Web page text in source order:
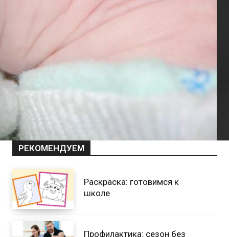
РЕКОМЕНДУЕМ
Раскраска: готовимся к
школе
Профилактика: сезон без